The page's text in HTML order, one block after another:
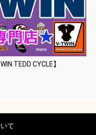
TEDD CYCLE】
て